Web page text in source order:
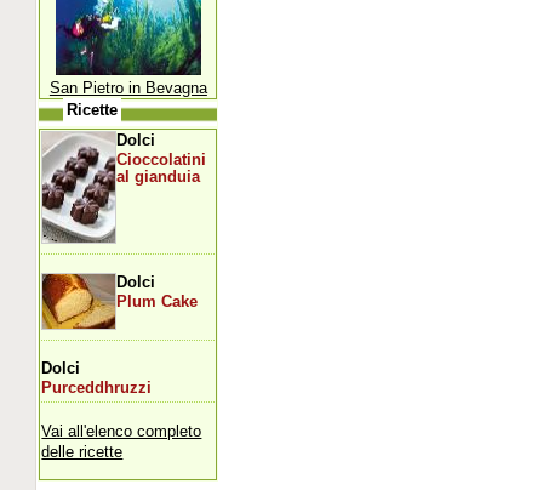
San Pietro in Bevagna
Ricette
Dolci
Cioccolatini
al gianduia
Dolci
Plum Cake
Dolci
Purceddhruzzi
Vai all'elenco completo
delle ricette